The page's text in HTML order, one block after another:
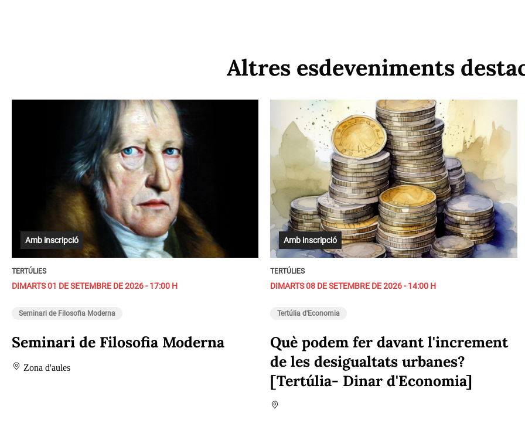
Altres esdeveniments
Amb inscripció
TERTÚLIES
DIMARTS 01 DE SETEMBRE DE 2026 - 17:00 H
Seminari de Filosofia Moderna
Seminari de Filosofia Moderna
Zona d'aules
Amb inscripció
TERTÚLIES
DIMARTS 08 DE SETEMBRE DE 2026 - 14:00 H
Tertúlia d'Economia
Què podem fer davant l'increment
de les desigualtats urbanes?
[Tertúlia- Dinar d'Economia]